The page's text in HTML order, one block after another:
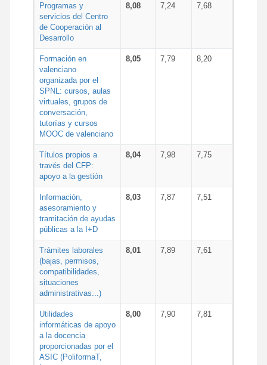
Programas y
servicios del Centro
de Cooperación al
Desarrollo
8,08 7,24 7,68
Formación en
valenciano
organizada por el
SPNL: cursos, aulas
virtuales, grupos de
conversación,
tutorías y cursos
MOOC de valenciano
8,05 7,79 8,20
Títulos propios a
través del CFP:
apoyo a la gestión
8,04 7,98 7,75
Información,
asesoramiento y
tramitación de ayudas
públicas a la I+D
8,03 7,87 7,51
Trámites laborales
(bajas, permisos,
compatibilidades,
situaciones
administrativas...)
8,01 7,89 7,61
Utilidades
informáticas de apoyo
a la docencia
proporcionadas por el
ASIC (PoliformaT,
8,00 7,90 7,81